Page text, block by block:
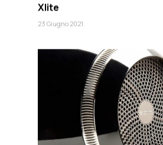
Xlite
23 Giugno 2021